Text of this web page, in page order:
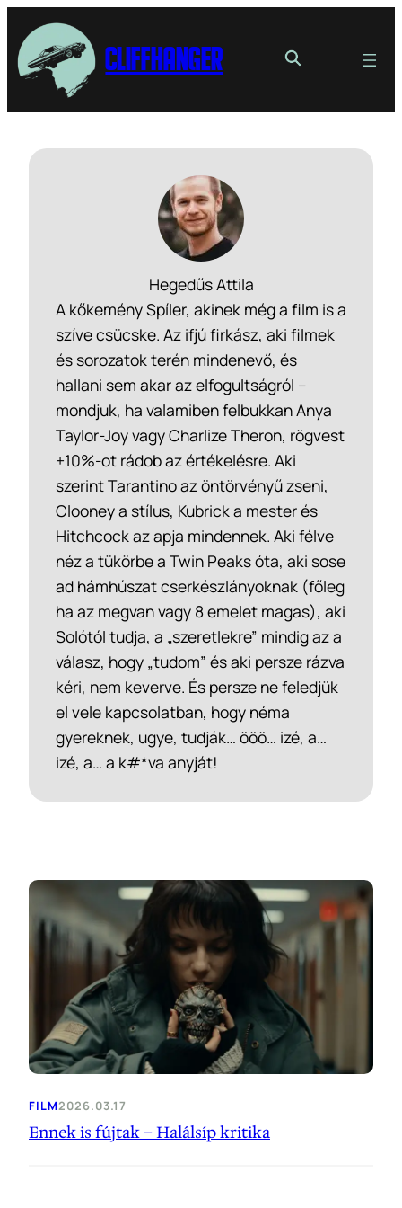
Cliffhanger
Hegedűs Attila
A kőkemény Spíler, akinek még a film is a
szíve csücske. Az ifjú firkász, aki filmek
és sorozatok terén mindenevő, és
hallani sem akar az elfogultságról –
mondjuk, ha valamiben felbukkan Anya
Taylor-Joy vagy Charlize Theron, rögvest
+10%-ot rádob az értékelésre. Aki
szerint Tarantino az öntörvényű zseni,
Clooney a stílus, Kubrick a mester és
Hitchcock az apja mindennek. Aki félve
néz a tükörbe a Twin Peaks óta, aki sose
ad hámhúszat cserkészlányoknak (főleg
ha az megvan vagy 8 emelet magas), aki
Solótól tudja, a „szeretlekre” mindig az a
válasz, hogy „tudom” és aki persze rázva
kéri, nem keverve. És persze ne feledjük
el vele kapcsolatban, hogy néma
gyereknek, ugye, tudják… ööö… izé, a…
izé, a… a k#*va anyját!
FILM2026.03.17
Ennek is fújtak – Halálsíp kritika